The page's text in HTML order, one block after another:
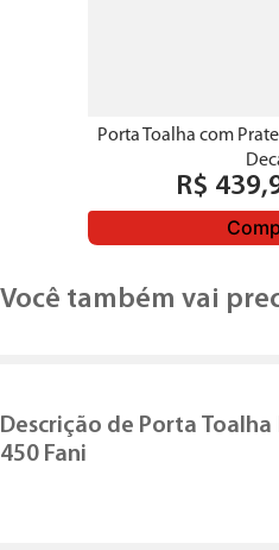
Porta Toalha com
R$ 439,
Você também vai
Descrição de Porta Toalha
450 Fani